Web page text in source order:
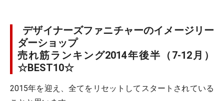
デザイナーズファニチャーのイメージリー
ダーショップ
売れ筋ランキング2014年後半（7-12月）
☆BEST10☆
2015年を迎え、全てをリセットしてスタートされている